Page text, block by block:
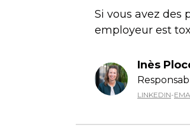
Si vous avez des
employeur est
Inès
LINKEDIN-